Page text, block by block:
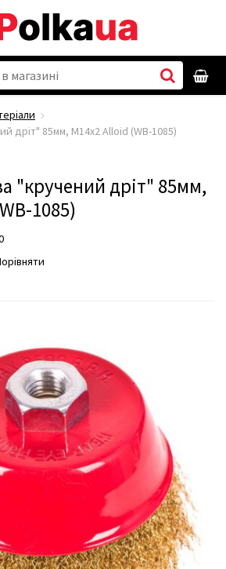
дріт" 85мм, М14х2 Alloid (WB-1085)
"кручений дріт" 85мм,
1085)